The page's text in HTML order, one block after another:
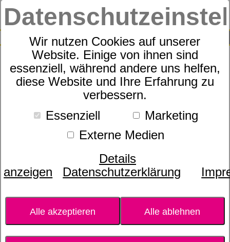
Wir nutzen Cookies auf unserer
Website. Einige von ihnen sind
essenziell, während andere uns helfen,
diese Website und Ihre Erfahrung zu
verbessern.
Essenziell
Marketing
Externe Medien
Details
anzeigen
Datenschutzerklärung
Alle akzeptieren Alle ablehnen
SUCHE
0
Marc O`Polo Phia Stormy
blue Bettwäsche